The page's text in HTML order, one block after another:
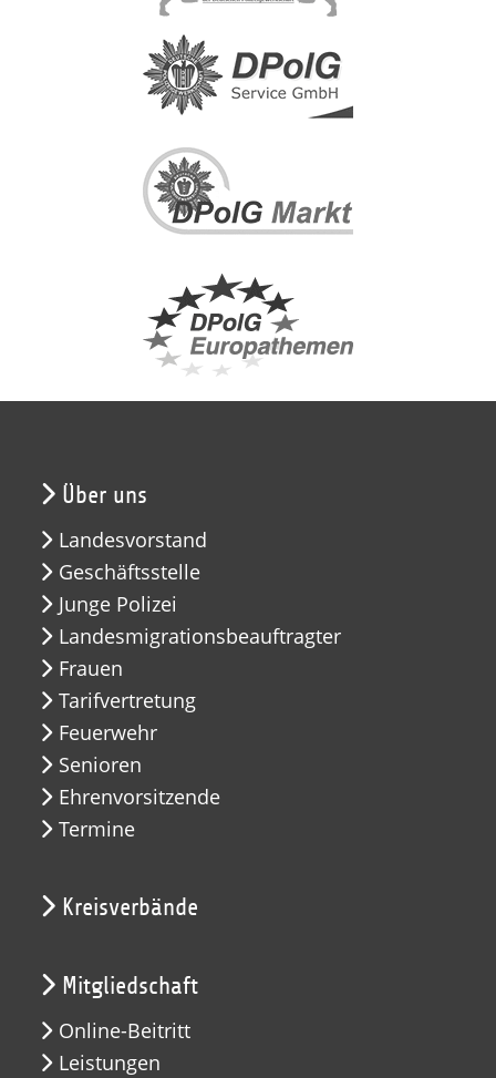
Über uns
Landesvorstand
Geschäftsstelle
Junge Polizei
Landesmigrationsbeauftragter
Frauen
Tarifvertretung
Feuerwehr
Senioren
Ehrenvorsitzende
Termine
Kreisverbände
Mitgliedschaft
Online-Beitritt
Leistungen